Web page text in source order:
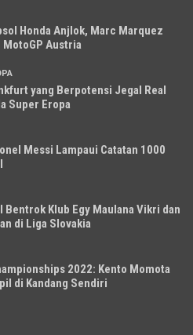
Honda Anjlok, Marc Marquez
MotoGP Austria
yang Berpotensi Jegal Real
Super Eropa
Messi Lampaui Catatan 1000
Bentrok Klub Egy Maulana Vikri dan
di Liga Slovakia
2022: Kento Momota
di Kandang Sendiri